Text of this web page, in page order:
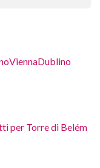
ViennaDublino
per Torre di Belém